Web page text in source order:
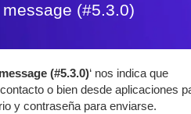
(#5.3.0)
(#5.3.0)‘ nos indica que
o bien desde aplicaciones
y contraseña para enviarse.